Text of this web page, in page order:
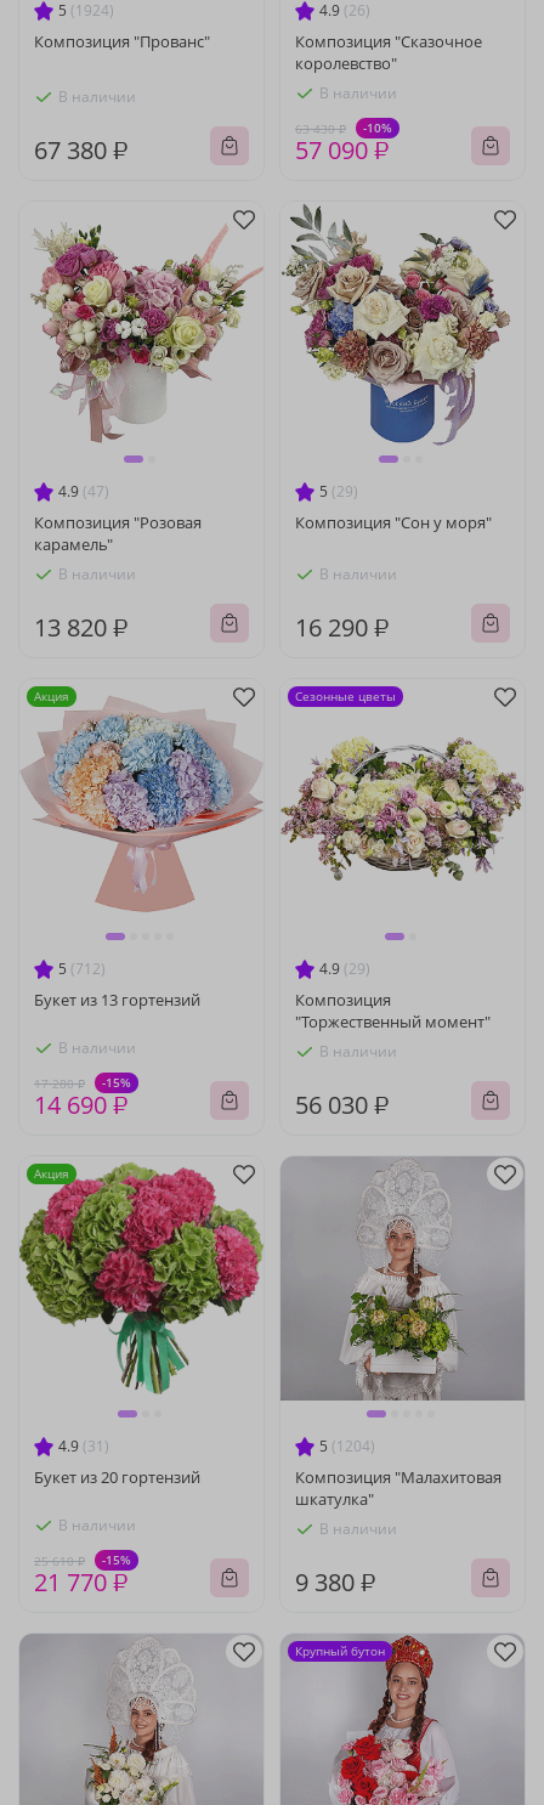
5 (1924)
Композиция "Прованс"
В наличии
67 380 ₽
4.9 (26)
Композиция "Сказочное
королевство"
В наличии
63 430 ₽ -10%
57 090 ₽
4.9 (47)
Композиция "Розовая
карамель"
В наличии
13 820 ₽
5 (29)
Композиция "Сон у моря"
В наличии
16 290 ₽
5 (712)
Букет из 13 гортензий
В наличии
17 280 ₽ -15%
14 690 ₽
Акция
4.9 (29)
Композиция
"Торжественный момент"
В наличии
56 030 ₽
Сезонные цветы
4.9 (31)
Букет из 20 гортензий
В наличии
25 610 ₽ -15%
21 770 ₽
Акция
5 (1204)
Композиция "Малахитовая
шкатулка"
В наличии
9 380 ₽
Крупный бутон